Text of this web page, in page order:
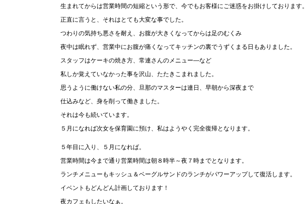
生まれてからは営業時間の短縮という形で、今でもお客様にご迷惑をお掛けしております。
正直に言うと、それはとても大変な事でした。
つわりの気持ち悪さを耐え、お腹が大きくなってからは足のむくみ
夜中は眠れず、営業中にお腹が痛くなってキッチンの裏でうずくまる日もありました。
スタッフはケーキの焼き方、常連さんのメニュー―など
私しか覚えていなかった事を沢山、たたきこまれました。
思うように働けない私の分、旦那のマスターは連日、早朝から深夜まで
仕込みなど、身を削って働きました。
それは今も続いています。
５月になれば次女を保育園に預け、私はようやく完全復帰となります。
５年目に入り、５月になれば。
営業時間は今まで通り営業時間は朝８時半～夜７時までとなります。
ランチメニューもキッシュ＆ベーグルサンドのランチがパワーアップして復活します。
イベントもどんどん計画しております！
夜カフェもしたいなぁ。